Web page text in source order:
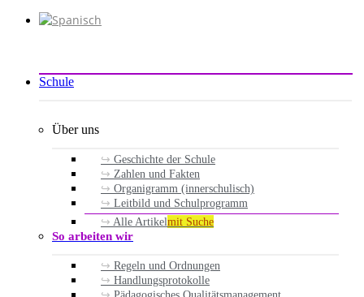
Schule
Über uns
Geschichte der Schule
Zahlen und Fakten
Organigramm (innerschulisch)
Leitbild und Schulprogramm
Alle Artikelmit Suche
So arbeiten wir
Regeln und Ordnungen
Handlungsprotokolle
Pädagogisches Qualitätsmanagement